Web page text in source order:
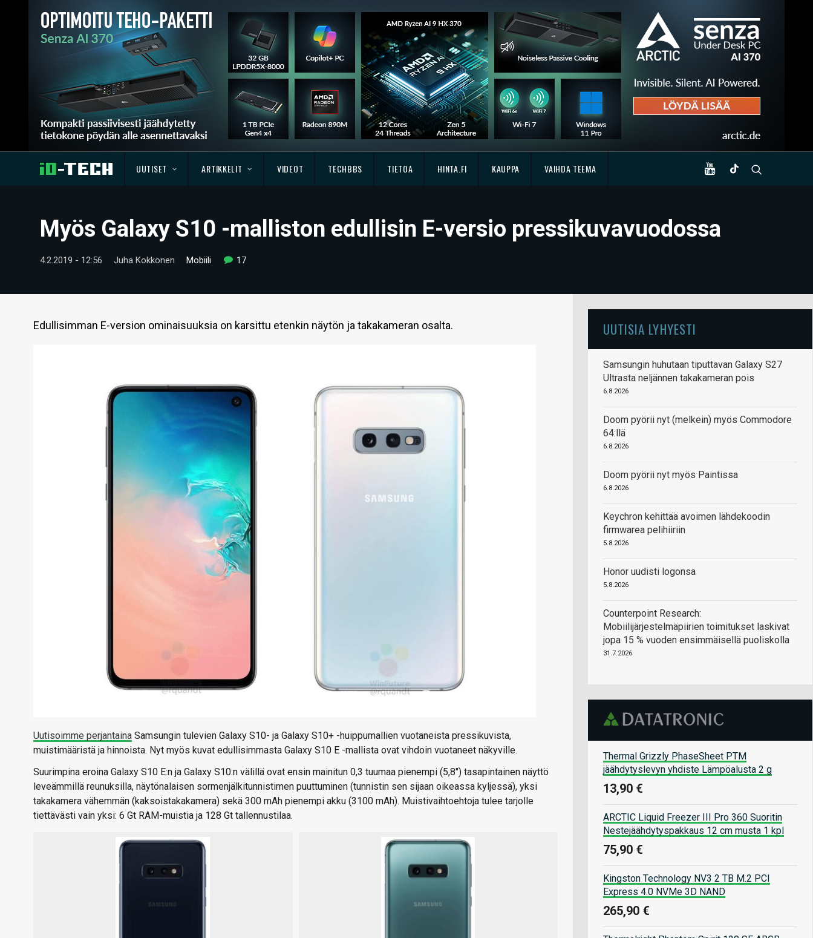
UUTISET ARTIKKELIT VIDEOT TECHBBS TIETOA HINTA.FI KAUPPA VAIHDA TEEMA
Myös Galaxy S10 -malliston edullisin E-versio pressikuvavuodossa
4.2.2019 - 12:56 Juha Kokkonen Mobiili 17
Edullisimman E-version ominaisuuksia on karsittu etenkin näytön ja takakameran osalta.
Uutisoimme perjantaina Samsungin tulevien Galaxy S10- ja Galaxy S10+ -huippumallien vuotaneista pressikuvista,
muistimääristä ja hinnoista. Nyt myös kuvat edullisimmasta Galaxy S10 E -mallista ovat vihdoin vuotaneet näkyville.
Suurimpina eroina Galaxy S10 E:n ja Galaxy S10:n välillä ovat ensin mainitun 0,3 tuumaa pienempi (5,8″) tasapintainen näyttö
leveämmillä reunuksilla, näytönalaisen sormenjälkitunnistimen puuttuminen (tunnistin sen sijaan oikeassa kyljessä), yksi
takakamera vähemmän (kaksoistakakamera) sekä 300 mAh pienempi akku (3100 mAh). Muistivaihtoehtoja tulee tarjolle
tiettävästi vain yksi: 6 Gt RAM-muistia ja 128 Gt tallennustilaa.
UUTISIA LYHYESTI
Samsungin huhutaan tiputtavan Galaxy S27
Ultrasta neljännen takakameran pois
6.8.2026
Doom pyörii nyt (melkein) myös Commodore
64:llä
6.8.2026
Doom pyörii nyt myös Paintissa
6.8.2026
Keychron kehittää avoimen lähdekoodin
firmwarea pelihiiriin
5.8.2026
Honor uudisti logonsa
5.8.2026
Counterpoint Research:
Mobiilijärjestelmäpiirien toimitukset laskivat
jopa 15 % vuoden ensimmäisellä puoliskolla
31.7.2026
Thermal Grizzly PhaseSheet PTM
jäähdytyslevyn yhdiste Lämpöalusta 2 g
13,90 €
ARCTIC Liquid Freezer III Pro 360 Suoritin
Nestejäähdytyspakkaus 12 cm musta 1 kpl
75,90 €
Kingston Technology NV3 2 TB M.2 PCI
Express 4.0 NVMe 3D NAND
265,90 €